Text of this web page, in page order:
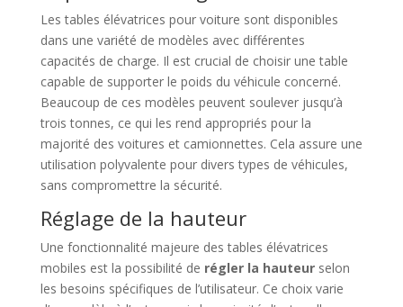
Les tables élévatrices pour voiture sont disponibles
dans une variété de modèles avec différentes
capacités de charge. Il est crucial de choisir une table
capable de supporter le poids du véhicule concerné.
Beaucoup de ces modèles peuvent soulever jusqu’à
trois tonnes, ce qui les rend appropriés pour la
majorité des voitures et camionnettes. Cela assure une
utilisation polyvalente pour divers types de véhicules,
sans compromettre la sécurité.
Réglage de la hauteur
Une fonctionnalité majeure des tables élévatrices
mobiles est la possibilité de régler la hauteurselon
les besoins spécifiques de l’utilisateur. Ce choix varie